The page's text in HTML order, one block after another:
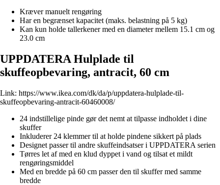
Kræver manuelt rengøring
Har en begrænset kapacitet (maks. belastning på 5 kg)
Kan kun holde tallerkener med en diameter mellem 15.1 cm og
23.0 cm
UPPDATERA Hulplade til
skuffeopbevaring, antracit, 60 cm
Link: https://www.ikea.com/dk/da/p/uppdatera-hulplade-til-
skuffeopbevaring-antracit-60460008/
24 indstillelige pinde gør det nemt at tilpasse indholdet i dine
skuffer
Inkluderer 24 klemmer til at holde pindene sikkert på plads
Designet passer til andre skuffeindsatser i UPPDATERA serien
Tørres let af med en klud dyppet i vand og tilsat et mildt
rengøringsmiddel
Med en bredde på 60 cm passer den til skuffer med samme
bredde